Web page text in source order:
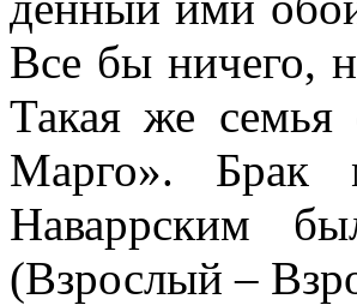
Все бы ничего,
Такая же
Марго». Брак
Наваррским
(Взрослый –